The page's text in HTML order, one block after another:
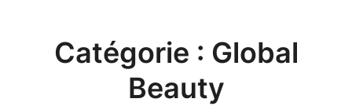
Catégorie : Global
Beauty